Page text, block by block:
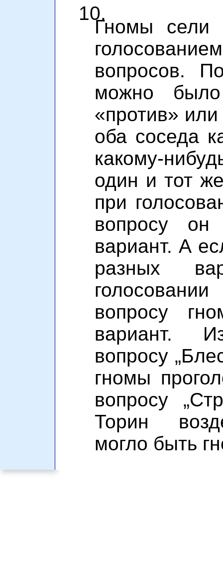
10.
Гномы сели
вопросов.
можно было
«против»
оба соседа
какому-
один и тот
при
вопросу
вариант. А
разных
вопросу
вариант.
вопросу
гномы
вопросу
Торин
могло быть